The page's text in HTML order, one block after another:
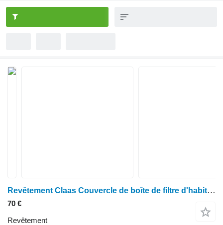
Revêtement Claas Couvercle de boîte de filtre d'habitacle pour Ares 500, série 600 et 656rc 7700048794 pour tracteur à roues
70 €
Revêtement